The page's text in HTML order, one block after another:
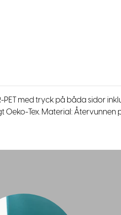
PET med tryck på båda sidor
Oeko-Tex. Material: Återvunnen